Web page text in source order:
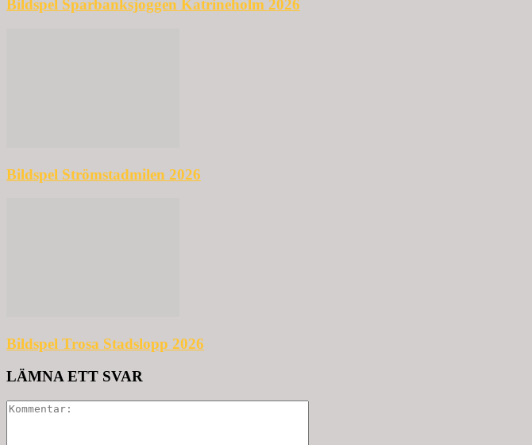
Bildspel Sparbanksjoggen Katrineholm 2026
Bildspel Strömstadmilen 2026
Bildspel Trosa Stadslopp 2026
LÄMNA ETT SVAR